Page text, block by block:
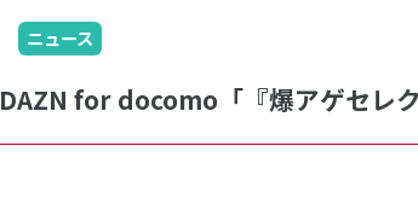
ニュース
DAZN for docomo「『爆アゲセレ